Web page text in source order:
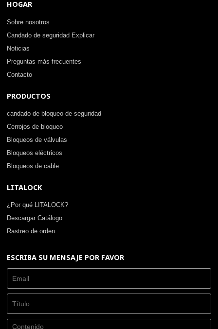
HOGAR
Sobre nosotros
Candado de seguridad Explicar
Noticias
Preguntas más frecuentes
Contacto
PRODUCTOS
candado de bloqueo de seguridad
Cerrojos de bloqueo
Bloqueos de válvulas
Bloqueos eléctricos
Bloqueos de cable
LITALOCK
¿Por qué LITALOCK?
Descargar Catálogo
Rastreo de orden
ESCRIBA SU MENSAJE POR FAVOR